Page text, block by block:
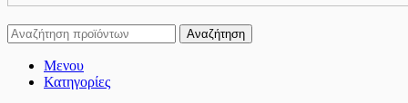
Αναζήτηση
Μενου
Κατηγορίες